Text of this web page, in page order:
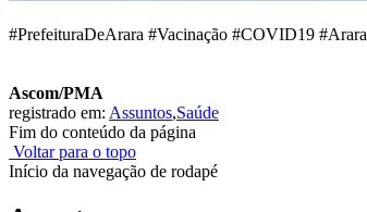
#PrefeituraDeArara #Vacinação #COVID19 #Arara
Ascom/PMA
registrado em: Assuntos,Saúde
Fim do conteúdo da página
Voltar para o topo
Início da navegação de rodapé